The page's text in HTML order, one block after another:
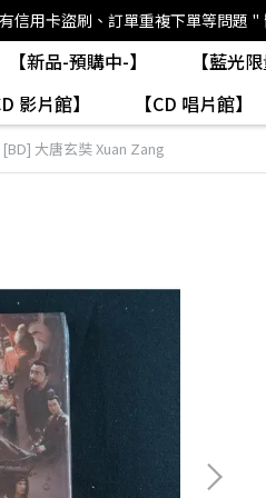
用卡盜刷、訂單重複下單等問題
【新品-預購中-】 【藍光
影片館】
【CD 唱片館】
[BD] 大唐玄奘 Xuan Zang